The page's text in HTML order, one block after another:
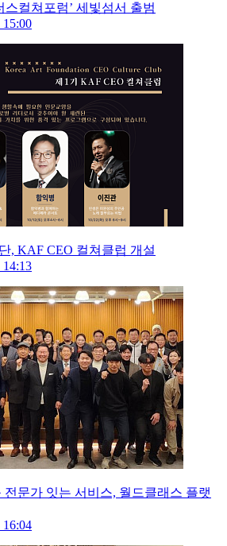
스컬쳐포럼’ 세빛섬서 출범
15:00
, KAF CEO 컬쳐클럽 개설
14:13
전문가 잇는 서비스, 월드클래스 플랫
16:04